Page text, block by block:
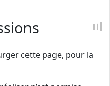
cette page, pour la